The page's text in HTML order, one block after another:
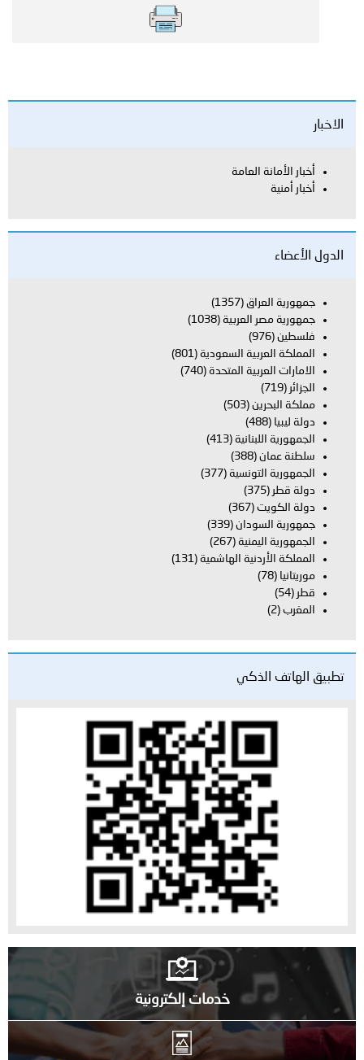
الاخبار
أخبار الأمانة العامة
أخبار أمنية
الدول الأعضاء
جمهورية العراق (1357)
جمهورية مصر العربية (1038)
فلسطين (976)
المملكة العربية السعودية (801)
الامارات العربية المتحدة (740)
الجزائر (719)
مملكة البحرين (503)
دولة ليبيا (488)
الجمهورية اللبنانية (413)
سلطنة عمان (388)
الجمهورية التونسية (377)
دولة قطر (375)
دولة الكويت (367)
جمهورية السودان (339)
الجمهورية اليمنية (267)
المملكة الأردنية الهاشمية (131)
موريتانيا (78)
قطر (54)
المغرب (2)
تطبيق الهاتف الذكي
خدمات إلكترونية